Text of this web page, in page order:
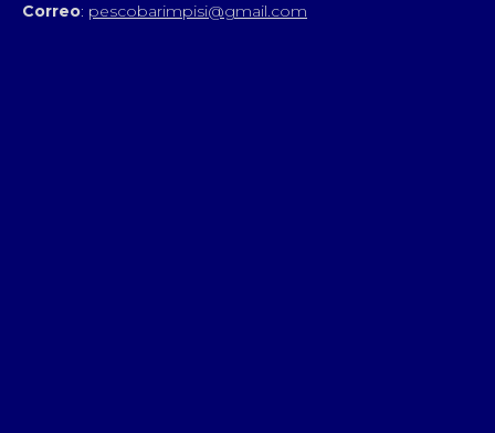
Correo: pescobarimpisi@gmail.com